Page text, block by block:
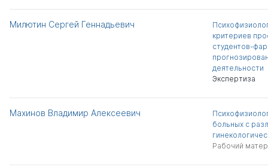
Милютин Сергей Геннадьевич
критериев
студентов-
деятельности
Экспертиза
Махинов Владимир Алексеевич
больных с
Рабочий